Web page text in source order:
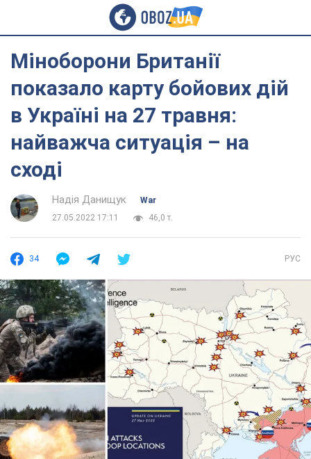
Міноборони Британії
показало карту бойових дій
в Україні на 27 травня:
найважча ситуація – на
сході
Надія Данищук
War
27.05.2022 17:11
46,0 т.
34 РУС